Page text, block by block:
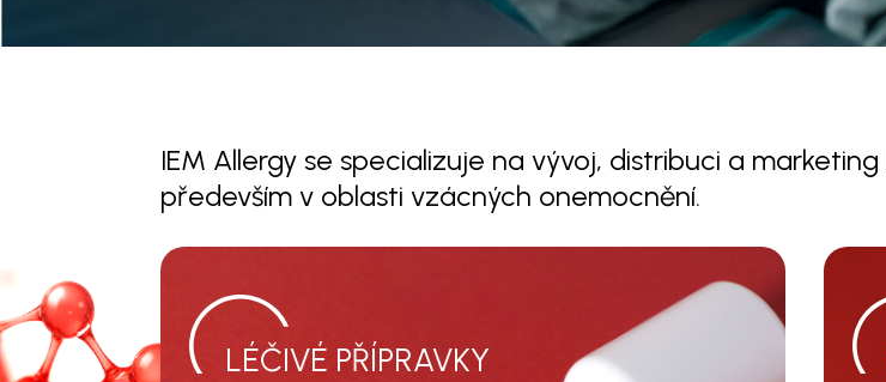
IEM Allergy se specializuje na vývoj, distribuci a marketing
především v oblasti vzácných onemocnění.
LÉČIVÉ PŘÍPRAVKY